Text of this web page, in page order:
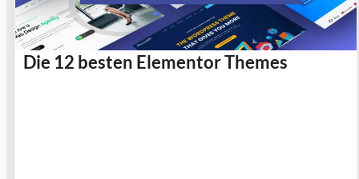
Die 12 besten Elementor Themes